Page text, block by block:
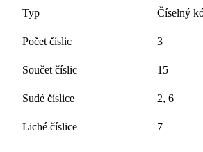
Typ Číselný
Počet číslic 3
Součet číslic 15
Sudé číslice 2, 6
Liché číslice 7